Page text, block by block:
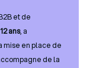
et de
ans, a
mise en place de
de la